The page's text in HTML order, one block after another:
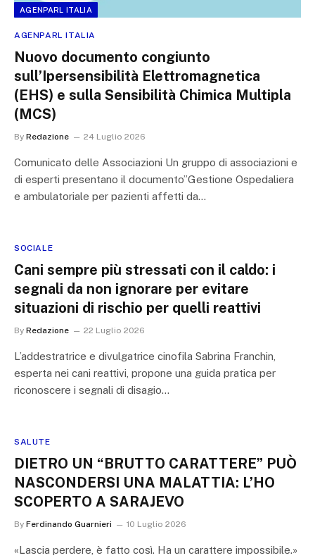
AGENPARL ITALIA
AGENPARL ITALIA
Nuovo documento congiunto
sull’Ipersensibilità Elettromagnetica
(EHS) e sulla Sensibilità Chimica Multipla
(MCS)
By Redazione 24 Luglio 2026
Comunicato delle Associazioni Un gruppo di associazioni e
di esperti presentano il documento”Gestione Ospedaliera
e ambulatoriale per pazienti affetti da…
SOCIALE
Cani sempre più stressati con il caldo: i
segnali da non ignorare per evitare
situazioni di rischio per quelli reattivi
By Redazione 22 Luglio 2026
L’addestratrice e divulgatrice cinofila Sabrina Franchin,
esperta nei cani reattivi, propone una guida pratica per
riconoscere i segnali di disagio…
SALUTE
DIETRO UN “BRUTTO CARATTERE” PUÒ
NASCONDERSI UNA MALATTIA: L’HO
SCOPERTO A SARAJEVO
By Ferdinando Guarnieri 10 Luglio 2026
«Lascia perdere, è fatto così. Ha un carattere impossibile.»